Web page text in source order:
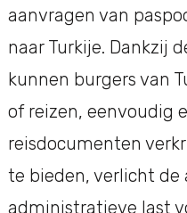
aanvragen van
naar Turkije. Dankzij
kunnen burgers van
of reizen, eenvoudig
reisdocumenten
te bieden, verlicht de
administratieve last